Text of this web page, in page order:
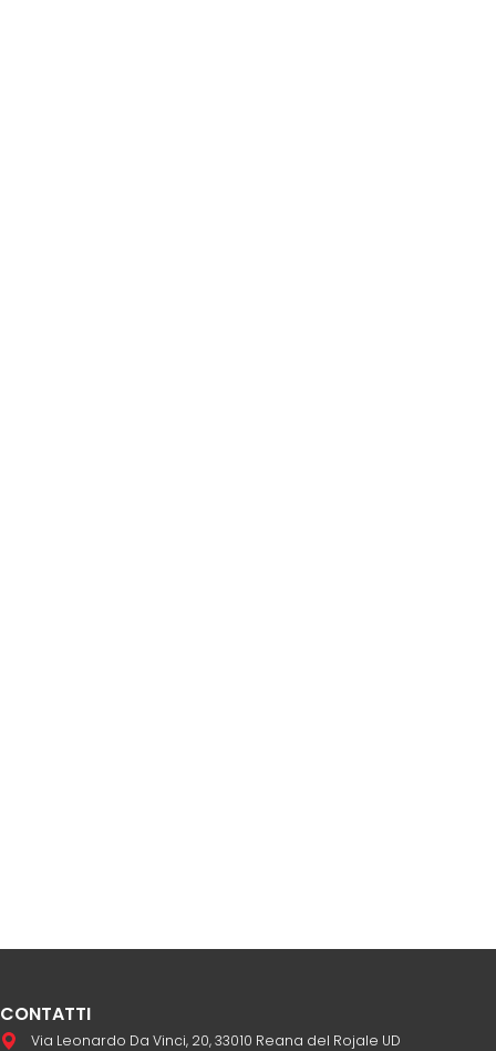
CONTATTI
Via Leonardo Da Vinci, 20, 33010 Reana del Rojale UD